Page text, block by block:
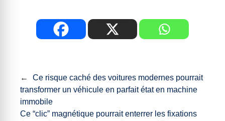
←
Ce risque caché des voitures modernes pourrait
transformer un véhicule en parfait état en machine
immobile
Ce “clic” magnétique pourrait enterrer les fixations